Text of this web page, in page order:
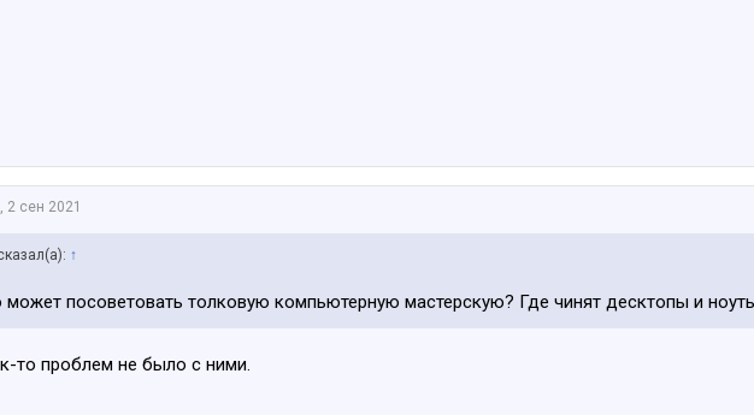
, 2 сен 2021
↑
может посоветовать толковую компьютерную мастерскую? Где чинят десктопы и
то проблем не было с ними.